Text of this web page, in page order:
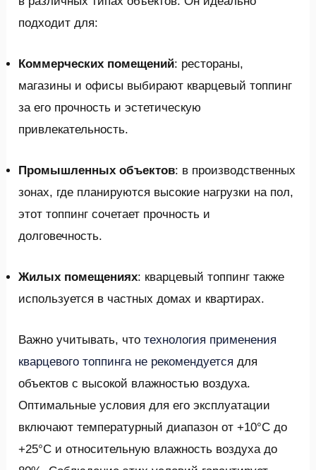
подходит для:
Коммерческих помещений: рестораны,
магазины и офисы выбирают кварцевый топпинг
за его прочность и эстетическую
привлекательность.
Промышленных объектов: в производственных
зонах, где планируются высокие нагрузки на пол,
этот топпинг сочетает прочность и
долговечность.
Жилых помещениях: кварцевый топпинг также
используется в частных домах и квартирах.
Важно учитывать, чтотехнология применения
кварцевого топпинга не рекомендуется для
объектов с высокой влажностью воздуха.
Оптимальные условия для его эксплуатации
включают температурный диапазон от +10°С до
+25°С и относительную влажность воздуха до